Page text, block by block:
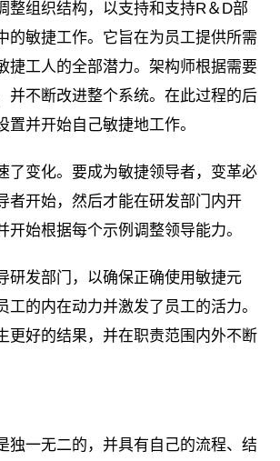
整组织结构，以支持和支持R＆D部
的敏捷工作。它旨在为员工提供所需
捷工人的全部潜力。架构师根据需要
并不断改进整个系统。在此过程的后
置并开始自己敏捷地工作。
了变化。要成为敏捷领导者，变革必
者开始，然后才能在研发部门内开
开始根据每个示例调整领导能力。
研发部门，以确保正确使用敏捷元
工的内在动力并激发了员工的活力。
更好的结果，并在职责范围内外不断
独一无二的，并具有自己的流程、结